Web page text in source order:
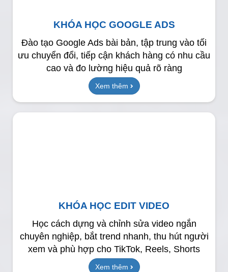
KHÓA HỌC GOOGLE ADS
Đào tạo Google Ads bài bản, tập trung vào tối
ưu chuyển đổi, tiếp cận khách hàng có nhu cầu
cao và đo lường hiệu quả rõ ràng
Xem thêm
KHÓA HỌC EDIT VIDEO
Học cách dựng và chỉnh sửa video ngắn
chuyên nghiệp, bắt trend nhanh, thu hút người
xem và phù hợp cho TikTok, Reels, Shorts
Xem thêm